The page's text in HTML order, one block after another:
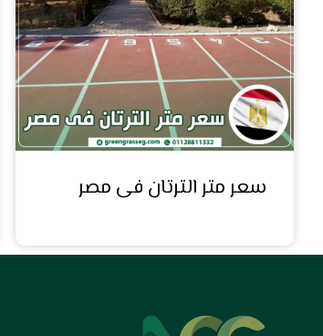
سعر متر الترتان فى مصر